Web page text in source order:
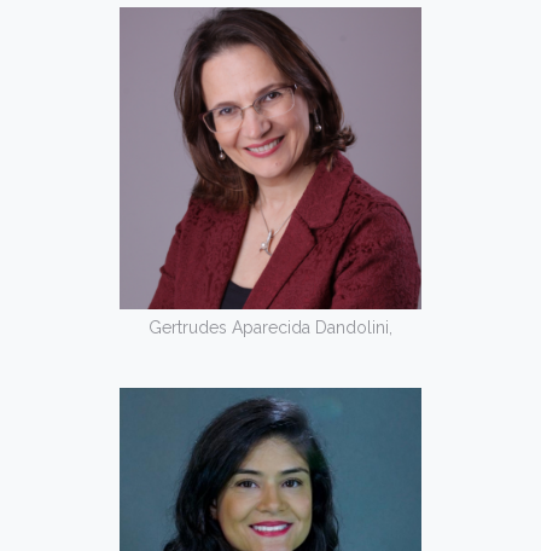
Gertrudes Aparecida Dandolini,